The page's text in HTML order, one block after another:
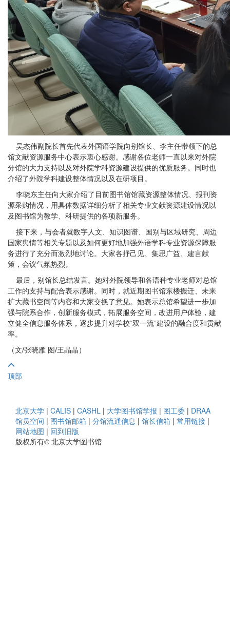
吴杰伟副院长首先代表外国语学院向别馆长、李主任带领下的总
馆文献资源服务中心表示衷心感谢。感谢各位老师一直以来对外院
分馆的大力支持以及对外院学科资源建设提供的优质服务。同时也
介绍了外院学科建设整体情况以及在研项目。
李晓东主任向大家介绍了目前图书馆馆藏资源整体情况、报刊资
源采购情况，用具体数据详细分析了相关专业文献资源建设情况以
及图书馆为教学、科研提供的各项新服务。
接下来，与会者就数字人文、知识图谱、国别与区域研究、周边
国家舆情等相关专题以及如何更好地加强外语学科专业资源保障服
务进行了充分而激烈地讨论。大家各抒己见、集思广益、建言献
策，会议气氛热烈。
最后，别馆长总结发言。她对外院领导和各语种专业老师对总馆
工作的支持与配合表示感谢。同时，就近期图书馆东楼搬迁、未来
扩大藏书空间等内容和大家交换了意见。她表示总馆希望进一步加
强与院系合作，创新服务模式，拓展服务空间，改进用户体验，建
立健全信息服务体系，逐步提升对学校“双一流”建设的融合度和贡献
率。
（文/张晓雁 图/王晶晶）
顶部
北京大学 | CALIS | CASHL | 大学图书馆学报 | 图工委 | DRAA
馆员空间 | 图书馆邮箱 | 分馆流通信息 | 馆长信箱 | 常用链接 |
网站地图 | 回到旧版
版权所有© 北京大学图书馆